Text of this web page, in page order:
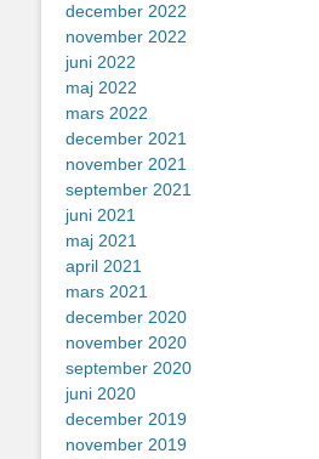
december 2022
november 2022
juni 2022
maj 2022
mars 2022
december 2021
november 2021
september 2021
juni 2021
maj 2021
april 2021
mars 2021
december 2020
november 2020
september 2020
juni 2020
december 2019
november 2019